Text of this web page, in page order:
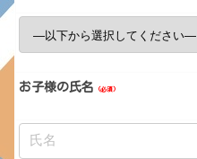
お子様の氏名 （必須）